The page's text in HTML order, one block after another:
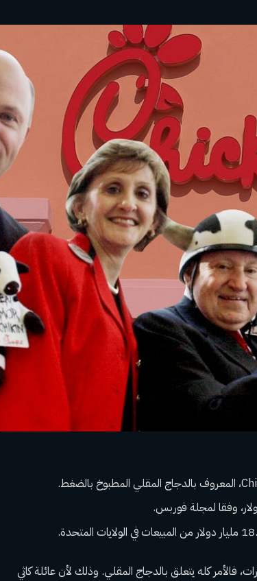
فالأمر كله يتعلق بالدجاج المقلي. وذلك لأن عائلة كاثي